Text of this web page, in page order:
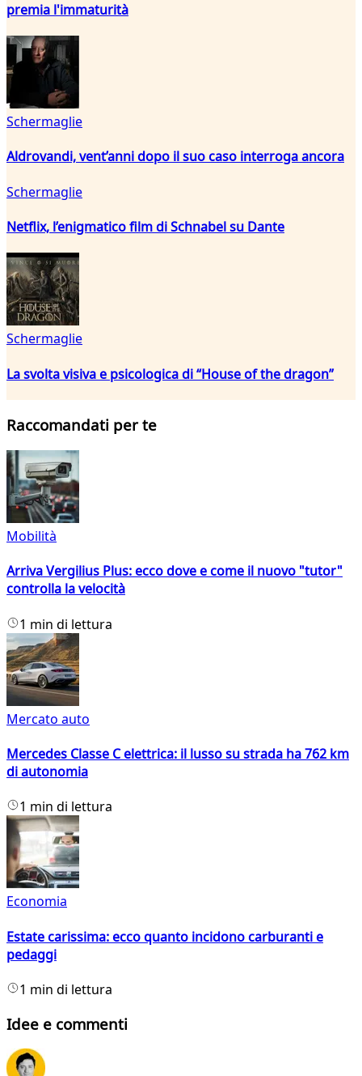
premia l'immaturità
Schermaglie
Aldrovandi, vent’anni dopo il suo caso interroga ancora
Schermaglie
Netflix, l’enigmatico film di Schnabel su Dante
Schermaglie
La svolta visiva e psicologica di “House of the dragon”
Raccomandati per te
Mobilità
Arriva Vergilius Plus: ecco dove e come il nuovo "tutor"
controlla la velocità
1 min di lettura
Mercato auto
Mercedes Classe C elettrica: il lusso su strada ha 762 km
di autonomia
1 min di lettura
Economia
Estate carissima: ecco quanto incidono carburanti e
pedaggi
1 min di lettura
Idee e commenti